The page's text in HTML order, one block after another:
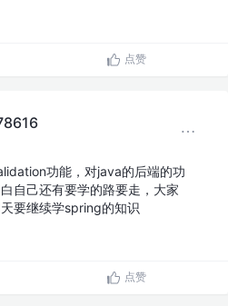
点赞
功能，对java的后端的功
自己还有要学的路要走，大家
要继续学spring的知识
点赞